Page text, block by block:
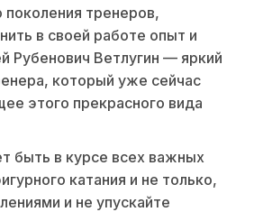
поколения тренеров,
в своей работе опыт и
Рубенович Ветлугин — яркий
который уже сейчас
этого прекрасного вида
быть в курсе всех важных
катания и не только,
и не упускайте